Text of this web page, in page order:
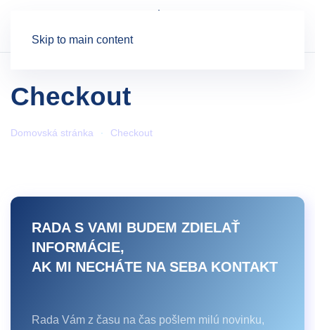
Skip to main content
Checkout
Domovská stránka Checkout
RADA S VAMI BUDEM ZDIELAŤ
INFORMÁCIE,
AK MI NECHÁTE NA SEBA KONTAKT
Rada Vám z času na čas pošlem milú novinku,